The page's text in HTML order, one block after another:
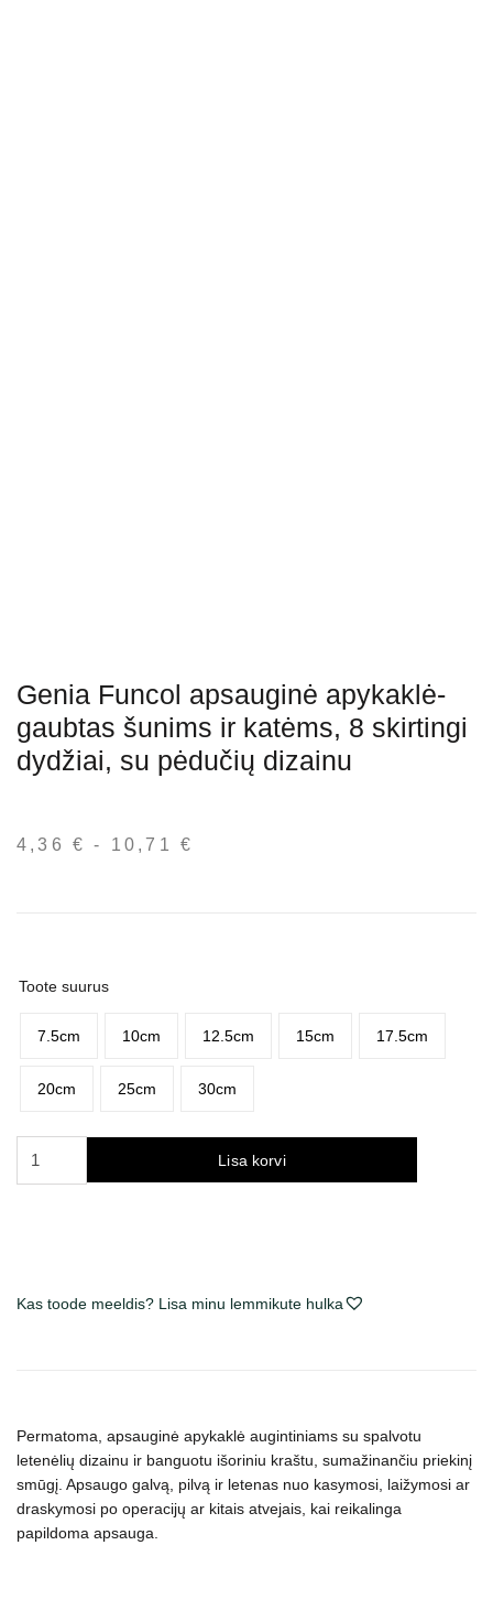
Genia Funcol apsauginė apykaklė-
gaubtas šunims ir katėms, 8 skirtingi
dydžiai, su pėdučių dizainu
4,36 € - 10,71€
Toote suurus
7.5cm 10cm 12.5cm 15cm 17.5cm
20cm 25cm 30cm
ir
su
pėdučių
dizainu
kogus
Lisa korvi
Kas toode meeldis? Lisa minu lemmikute hulka
Permatoma, apsauginė apykaklė augintiniams su spalvotu
letenėlių dizainu ir banguotu išoriniu kraštu, sumažinančiu priekinį
smūgį. Apsaugo galvą, pilvą ir letenas nuo kasymosi, laižymosi ar
draskymosi po operacijų ar kitais atvejais, kai reikalinga
papildoma apsauga.